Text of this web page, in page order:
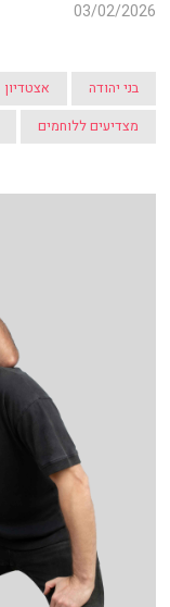
03/02/2026
בני יהודה אצטדיון
מצדיעים ללוחמים